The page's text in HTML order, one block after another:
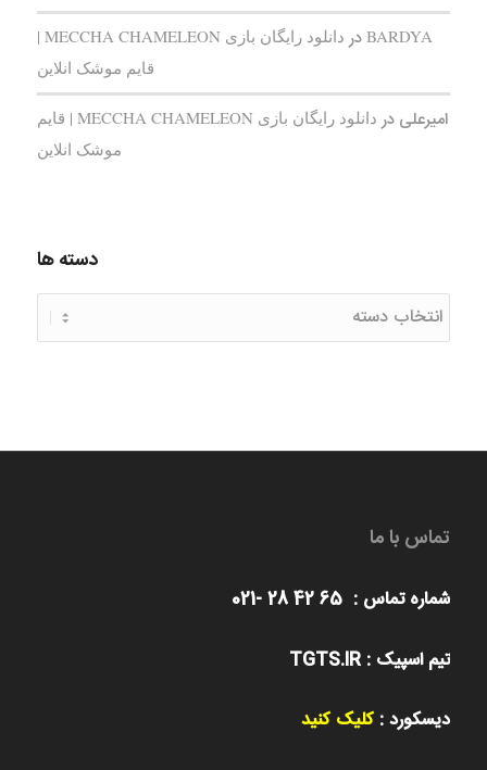
BARDYA در
دانلود رایگان بازی MECCHA CHAMELEON |
قایم‌ موشک انلاین
امیرعلی در
دانلود رایگان بازی MECCHA CHAMELEON | قایم‌
موشک انلاین
دسته ها
ها
تماس با ما
شماره تماس : 65 42 28 -021
تیم اسپیک : TGTS.IR
دیسکورد :کلیک کنید